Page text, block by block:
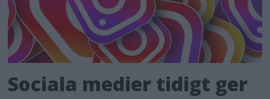
Sociala medier tidigt ger